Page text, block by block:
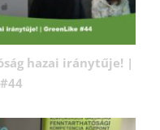
hazai iránytűje! |